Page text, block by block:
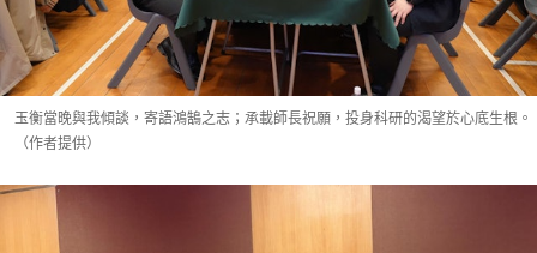
玉衡當晚與我傾談，寄語鴻鵠之志；承載師長祝願，投身科研的渴望於心底生根。
（作者提供）